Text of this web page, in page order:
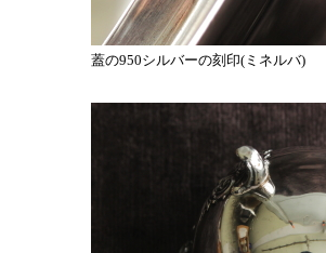
蓋の950シルバーの刻印(ミネルバ)